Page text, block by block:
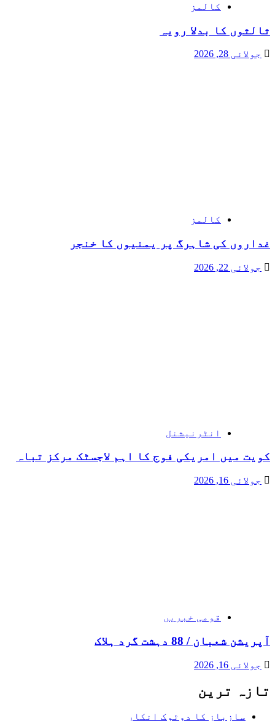
کالمز
ثالثوں کا بدلا رویہ
جولائی 28, 2026
کالمز
غداروں کی شاہرگ پر یمنیوں کا خنجر
جولائی 22, 2026
انٹرنیشنل
کویت میں امریکی فوج کا اہم لاجسٹک مرکز تباہ
جولائی 16, 2026
قومی خبریں
آپریشن شعبان / 88 دہشت گرد ہلاک
جولائی 16, 2026
تازہ ترین
سازباز کا دوٹوک انکار